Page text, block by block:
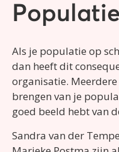
Als je populatie op
dan heeft dit
organisatie.
brengen van je
goed beeld hebt van
Sandra van der